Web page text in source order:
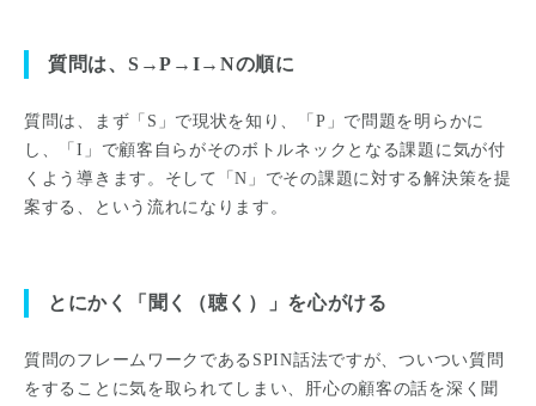
質問は、S→P→I→Nの順に
質問は、まず「S」で現状を知り、「P」で問題を明らかに
し、「I」で顧客自らがそのボトルネックとなる課題に気が付
くよう導きます。そして「N」でその課題に対する解決策を提
案する、という流れになります。
とにかく「聞く（聴く）」を心がける
質問のフレームワークであるSPIN話法ですが、ついつい質問
をすることに気を取られてしまい、肝心の顧客の話を深く聞